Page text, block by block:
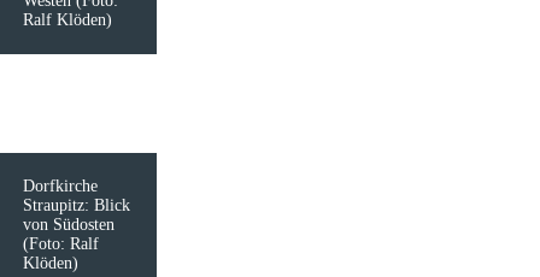
Ralf Klöden)
Dorfkirche
Straupitz: Blick
von Südosten
(Foto: Ralf
Klöden)